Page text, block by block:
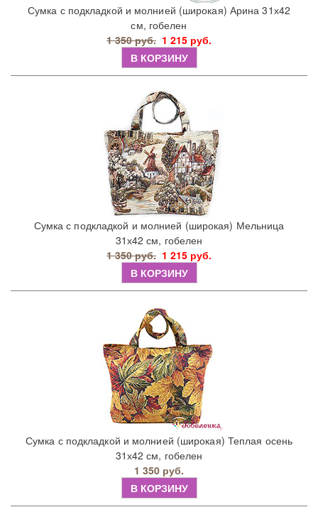
Сумка с подкладкой и молнией (широкая) Арина 31х42
см, гобелен
1 350 руб. 1 215 руб.
В КОРЗИНУ
Сумка с подкладкой и молнией (широкая) Мельница
31х42 см, гобелен
1 350 руб. 1 215 руб.
В КОРЗИНУ
Сумка с подкладкой и молнией (широкая) Теплая осень
31х42 см, гобелен
1 350 руб.
В КОРЗИНУ